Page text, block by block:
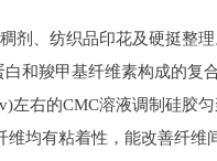
、纺织品印花及硬挺整理
和羧甲基纤维素构成的
左右的CMC溶液调制硅
均有粘着性，能改善纤